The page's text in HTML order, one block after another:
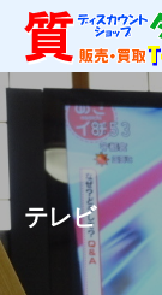
テレビ